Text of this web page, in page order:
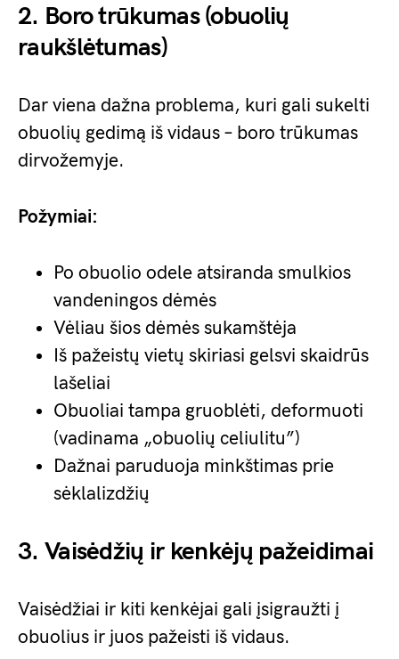
2. Boro trūkumas (obuolių
raukšlėtumas)
Dar viena dažna problema, kuri gali sukelti
obuolių gedimą iš vidaus – boro trūkumas
dirvožemyje.
Požymiai:
Po obuolio odele atsiranda smulkios
vandeningos dėmės
Vėliau šios dėmės sukamštėja
Iš pažeistų vietų skiriasi gelsvi skaidrūs
lašeliai
Obuoliai tampa gruoblėti, deformuoti
(vadinama „obuolių celiulitu”)
Dažnai paruduoja minkštimas prie
sėklalizdžių
3. Vaisėdžių ir kenkėjų pažeidimai
Vaisėdžiai ir kiti kenkėjai gali įsigraužti į
obuolius ir juos pažeisti iš vidaus.